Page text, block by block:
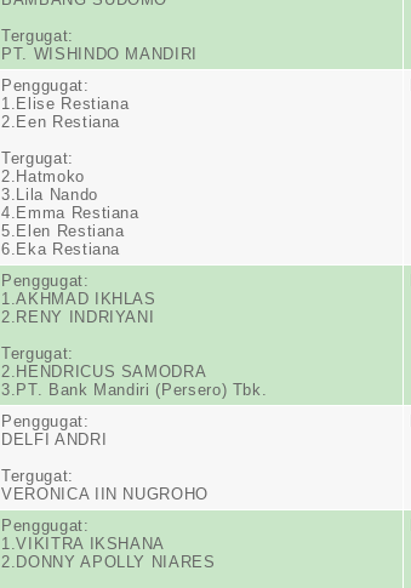
Tergugat:
PT. WISHINDO MANDIRI
Penggugat:
1.Elise Restiana
2.Een Restiana
Tergugat:
2.Hatmoko
3.Lila Nando
4.Emma Restiana
5.Elen Restiana
6.Eka Restiana
Penggugat:
1.AKHMAD IKHLAS
2.RENY INDRIYANI
Tergugat:
2.HENDRICUS SAMODRA
3.PT. Bank Mandiri (Persero) Tbk.
Penggugat:
DELFI ANDRI
Tergugat:
VERONICA IIN NUGROHO
Penggugat:
1.VIKITRA IKSHANA
2.DONNY APOLLY NIARES